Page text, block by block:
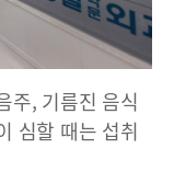
주, 기름진 음식
심할 때는 섭취